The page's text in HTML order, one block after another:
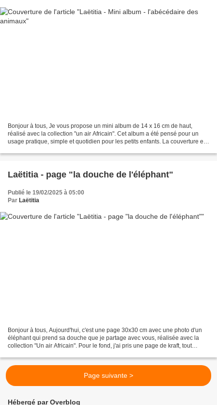
Bonjour à tous, Je vous propose un mini album de 14 x 16 cm de haut,
réalisé avec la collection "un air Africain". Cet album a été pensé pour un
usage pratique, simple et quotidien pour les petits enfants. La couverture est
Laëtitia - page "la douche de l'éléphant"
Publié le 19/02/2025 à 05:00
Par Laëtitia
Bonjour à tous, Aujourd'hui, c'est une page 30x30 cm avec une photo d'un
éléphant qui prend sa douche que je partage avec vous, réalisée avec la
collection "Un air Africain". Pour le fond, j'ai pris une page de kraft, tout
Page suivante >
Hébergé par Overblog